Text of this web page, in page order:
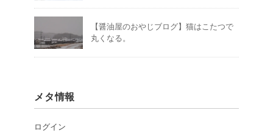
【醤油屋のおやじブログ】猫はこたつで
丸くなる。
メタ情報
ログイン